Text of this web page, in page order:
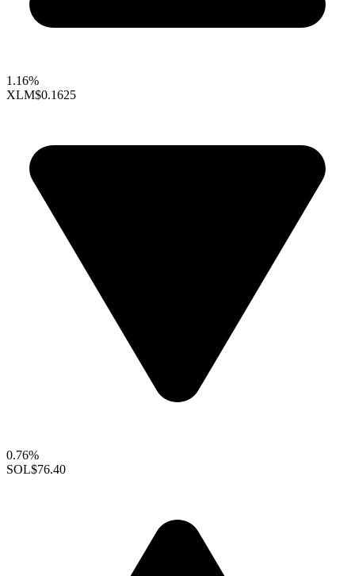
1.16%
XLM$0.1625
0.76%
SOL$76.40